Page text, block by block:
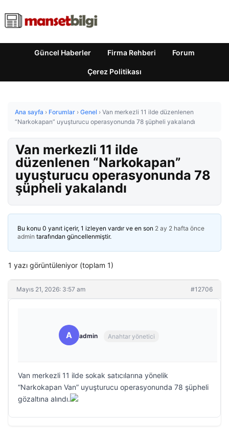
Güncel Haberler Firma Rehberi Forum
Çerez Politikası
Ana sayfa › Forumlar › Genel › Van merkezli 11 ilde düzenlenen
“Narkokapan” uyuşturucu operasyonunda 78 şüpheli yakalandı
Van merkezli 11 ilde
düzenlenen “Narkokapan”
uyuşturucu operasyonunda 78
şüpheli yakalandı
Bu konu 0 yanıt içerir, 1 izleyen vardır ve en son 2 ay 2 hafta önce
admin tarafından güncellenmiştir.
1 yazı görüntüleniyor (toplam 1)
Mayıs 21, 2026: 3:57 am #12706
A admin Anahtar yönetici
Van merkezli 11 ilde sokak satıcılarına yönelik
“Narkokapan Van” uyuşturucu operasyonunda 78 şüpheli
gözaltına alındı.